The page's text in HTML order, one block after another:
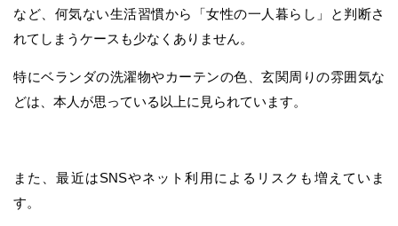
など、何気ない生活習慣から「女性の一人暮らし」と判断さ
れてしまうケースも少なくありません。
特にベランダの洗濯物やカーテンの色、玄関周りの雰囲気な
どは、本人が思っている以上に見られています。
また、最近はSNSやネット利用によるリスクも増えていま
す。